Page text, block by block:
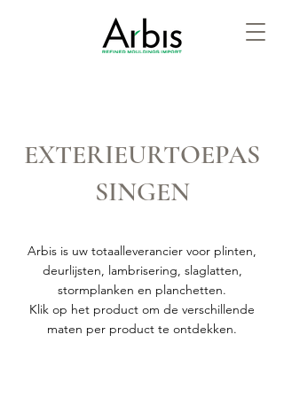
EXTERIEURTOEPAS
SINGEN
Arbis is uw totaalleverancier voor plinten,
deurlijsten, lambrisering, slaglatten,
stormplanken en planchetten.
Klik op het product om de verschillende
maten per product te ontdekken.